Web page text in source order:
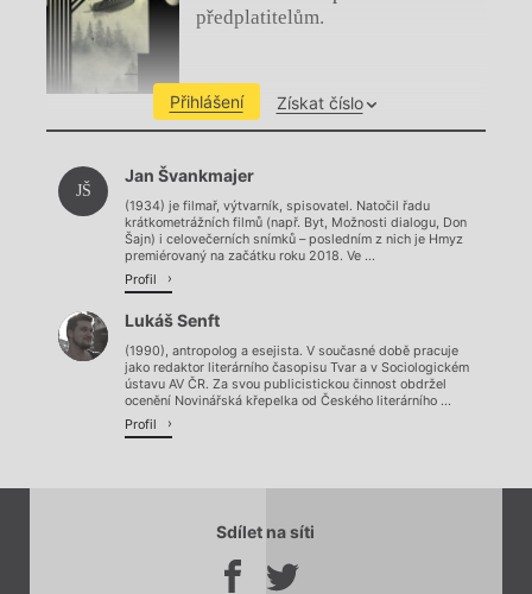
předplatitelům.
Přihlášení Získat číslo
Chviličku.
Načítá se.
JŠ
Jan Švankmajer
(1934) je filmař, výtvarník, spisovatel. Natočil řadu
krátkometrážních filmů (např. Byt, Možnosti dialogu, Don
Šajn) i celovečerních snímků – posledním z nich je Hmyz
premiérovaný na začátku roku 2018. Ve ...
Profil
Lukáš Senft
(1990), antropolog a esejista. V současné době pracuje
jako redaktor literárního časopisu Tvar a v Sociologickém
ústavu AV ČR. Za svou publicistickou činnost obdržel
ocenění Novinářská křepelka od Českého literárního ...
Profil
Sdílet na síti